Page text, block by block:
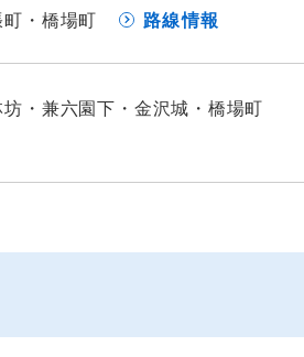
・橋場町 路線情報
・兼六園下・金沢城・橋場町